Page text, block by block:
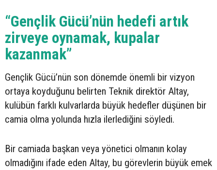
“Gençlik Gücü’nün hedefi artık
zirveye oynamak, kupalar
kazanmak”
Gençlik Gücü’nün son dönemde önemli bir vizyon
ortaya koyduğunu belirten Teknik direktör Altay,
kulübün farklı kulvarlarda büyük hedefler düşünen bir
camia olma yolunda hızla ilerlediğini söyledi.
Bir camiada başkan veya yönetici olmanın kolay
olmadığını ifade eden Altay, bu görevlerin büyük emek